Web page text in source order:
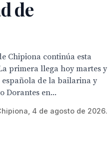
de
Chipiona continúa esta
primera llega hoy martes y
española de la bailarina y
Dorantes en...
4 de agosto de 2026.